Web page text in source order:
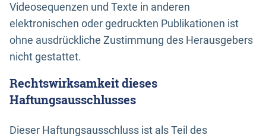
Videosequenzen und Texte in anderen
elektronischen oder gedruckten Publikationen ist
ohne ausdrückliche Zustimmung des Herausgebers
nicht gestattet.
Rechtswirksamkeit dieses
Haftungsausschlusses
Dieser Haftungsausschluss ist als Teil des